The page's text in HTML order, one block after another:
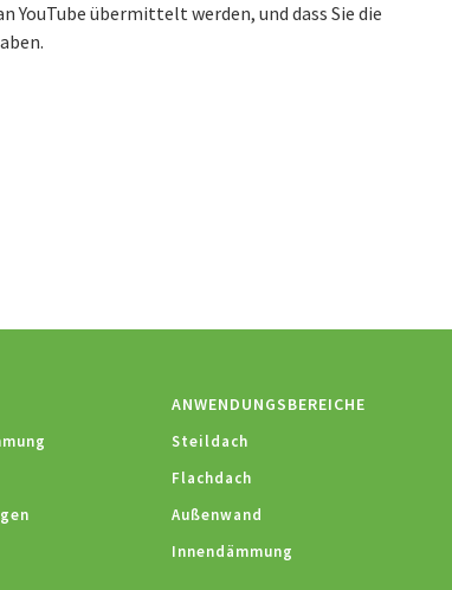
YouTube übermittelt werden, und dass Sie die
ANWENDUNGSBEREICHE
Steildach
Flachdach
Außenwand
Innendämmung